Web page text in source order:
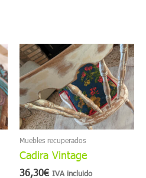
Muebles recuperados
Cadira Vintage
36,30€ IVA incluido
Este
producto
tiene
múltiples
variantes.
Las
opciones
se
pueden
elegir
en